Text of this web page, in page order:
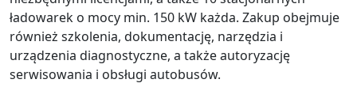
ładowarek o mocy min. 150 kW każda. Zakup obejmuje
również szkolenia, dokumentację, narzędzia i
urządzenia diagnostyczne, a także autoryzację
serwisowania i obsługi autobusów.